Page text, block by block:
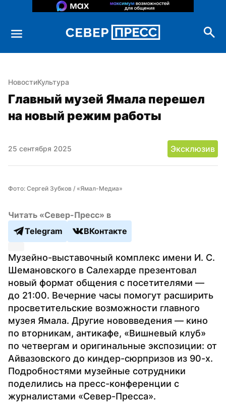
НовостиКультура
Главный музей Ямала перешел
на новый режим работы
25 сентября 2025 Эксклюзив
Фото: Сергей Зубков / «Ямал-Медиа»
Читать «Север-Пресс» в
Telegram
ВКонтакте
Музейно-выставочный комплекс имени И. С.
Шемановского в Салехарде презентовал
новый формат общения с посетителями —
до 21:00. Вечерние часы помогут расширить
просветительские возможности главного
музея Ямала. Другие нововведения — кино
по вторникам, антикафе, «Вишневый клуб»
по четвергам и оригинальные экспозиции: от
Айвазовского до киндер-сюрпризов из 90-х.
Подробностями музейные сотрудники
поделились на пресс-конференции с
журналистами «Север-Пресса».